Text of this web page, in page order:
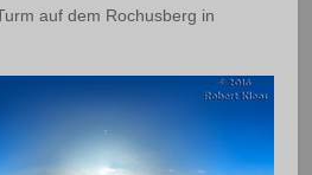
auf dem Rochusberg in